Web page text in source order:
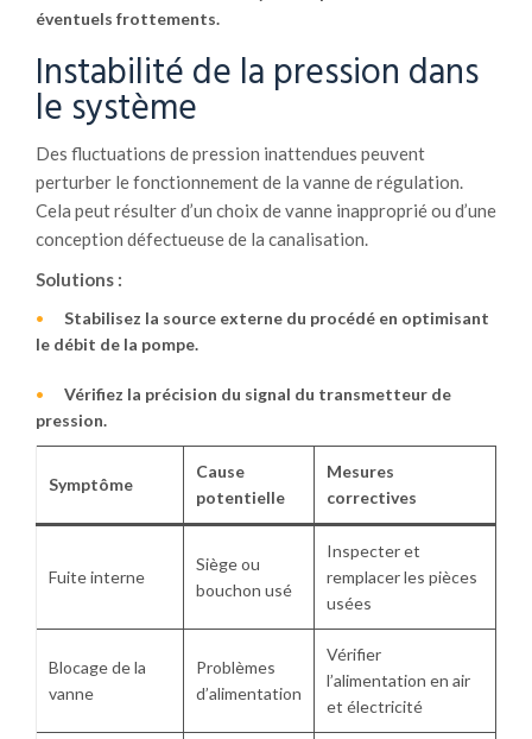
éventuels frottements.
Instabilité de la pression dans
le système
Des fluctuations de pression inattendues peuvent
perturber le fonctionnement de la vanne de régulation.
Cela peut résulter d’un choix de vanne inapproprié ou d’une
conception défectueuse de la canalisation.
Solutions :
Stabilisez la source externe du procédé en optimisant
le débit de la pompe.
Vérifiez la précision du signal du transmetteur de
pression.
Symptôme
Cause
potentielle
Mesures
correctives
Fuite interne
Siège ou
bouchon usé
Inspecter et
remplacer les pièces
usées
Blocage de la
vanne
Problèmes
d’alimentation
Vérifier
l’alimentation en air
et électricité